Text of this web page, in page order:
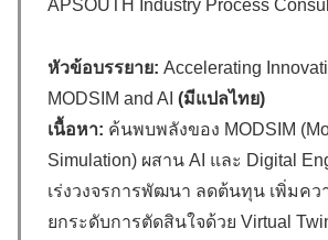
APSOUTH Industry Process
หัวข้อบรรยาย: Accelerating
MODSIM and AI (มีแปลไทย)
เนื้อหา: ค้นพบพลังของ MODSIM
Simulation) ผสาน AI และ Digital
เร่งวงจรการพัฒนา ลดต้นทุน เพิ่มคว
ยกระดับการตัดสินใจด้วย Virtual